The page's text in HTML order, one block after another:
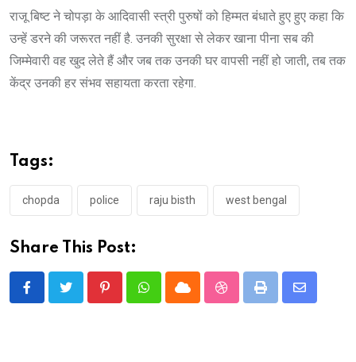
राजू बिष्ट ने चोपड़ा के आदिवासी स्त्री पुरुषों को हिम्मत बंधाते हुए हुए कहा कि
उन्हें डरने की जरूरत नहीं है. उनकी सुरक्षा से लेकर खाना पीना सब की
जिम्मेवारी वह खुद लेते हैं और जब तक उनकी घर वापसी नहीं हो जाती, तब तक
केंद्र उनकी हर संभव सहायता करता रहेगा.
Tags:
chopda police raju bisth west bengal
Share This Post:
PinterestWhatsappCloud StumbleUpon
Print
Share